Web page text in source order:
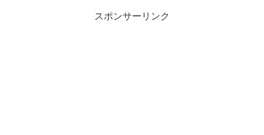
スポンサーリンク